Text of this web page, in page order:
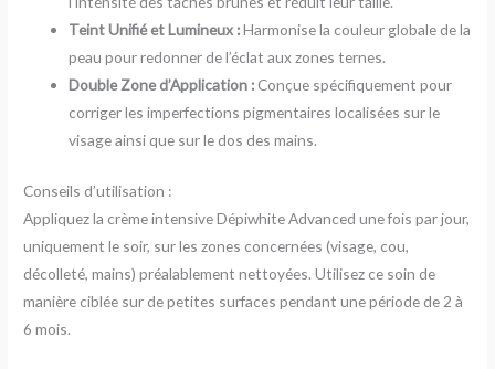
Teint Unifié et Lumineux :Harmonise la couleur globale de la
peau pour redonner de l’éclat aux zones ternes.
Double Zone d’Application : Conçue spécifiquement pour
corriger les imperfections pigmentaires localisées sur le
visage ainsi que sur le dos des mains.
Conseils d’utilisation :
Appliquez la crème intensive Dépiwhite Advanced une fois par jour,
uniquement le soir, sur les zones concernées (visage, cou,
décolleté, mains) préalablement nettoyées. Utilisez ce soin de
manière ciblée sur de petites surfaces pendant une période de 2 à
6 mois.